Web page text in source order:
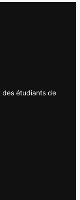
des étudiants de